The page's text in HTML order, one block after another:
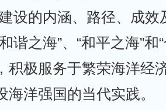
设的内涵、路径、成效
谐之海”、“和平之海”和
积极服务于繁荣海洋经
海洋强国的当代实践。